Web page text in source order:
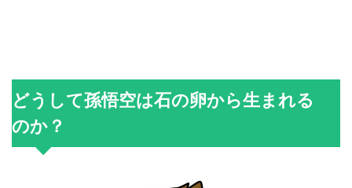
どうして孫悟空は石の卵から生まれる
のか？